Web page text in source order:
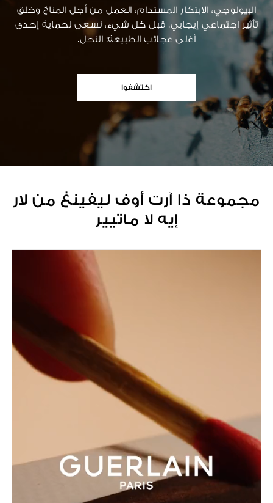
البيولوجي، الابتكار المستدام، العمل من أجل المناخ وخلق
تأثير اجتماعي إيجابي. قبل كل شيء، نسعى لحماية إحدى
أغلى عجائب الطبيعة: النحل.
اكتشفوا
مجموعة ذا آرت أوف ليفينغ من لار
إيه لا ماتيير